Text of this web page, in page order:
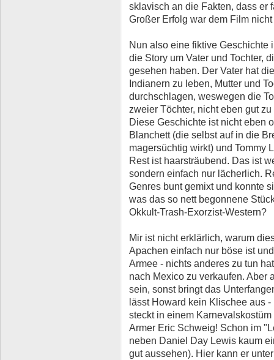
sklavisch an die Fakten, dass er
Großer Erfolg war dem Film
Nun also eine fiktive Geschichte
die Story um Vater und Tochter,
gesehen haben. Der Vater hat
Indianern zu leben, Mutter und
durchschlagen, weswegen die
zweier Töchter, nicht eben gut
Diese Geschichte ist nicht eben
Blanchett (die selbst auf in die
magersüchtig wirkt) und Tommy
Rest ist haarsträubend. Das ist
sondern einfach nur lächerlich.
Genres bunt gemixt und konnte
was das so nett begonnene
Okkult-Trash-Exorzist-Western?
Mir ist nicht erklärlich, warum
Apachen einfach nur böse ist
Armee - nichts anderes zu tun
nach Mexico zu verkaufen. Aber
sein, sonst bringt das
lässt Howard kein Klischee aus
steckt in einem
Armer Eric Schweig! Schon im
neben Daniel Day Lewis kaum
gut aussehen). Hier kann er